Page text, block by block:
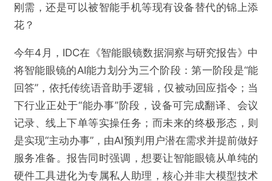
刚需，还是可以被智能手机等现有设备替代的锦上添
花？
今年4月，IDC在《智能眼镜数据洞察与研究报告》中
将智能眼镜的AI能力划分为三个阶段：第一阶段是“能
回答”，依托传统语音助手逻辑，仅被动回应指令；当
下行业正处于“能办事”阶段，设备可完成翻译、会议
记录、线上下单等实操任务；而未来的终极形态，则
是实现“主动办事”，由AI预判用户潜在需求并提前做好
服务准备。报告同时强调，想要让智能眼镜从单纯的
硬件工具进化为专属私人助理，核心并非大模型技术